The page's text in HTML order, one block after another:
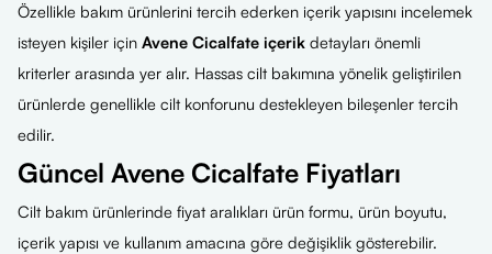
Özellikle bakım ürünlerini tercih ederken içerik yapısını incelemek
isteyen kişiler için Avene Cicalfate içerik detayları önemli
kriterler arasında yer alır. Hassas cilt bakımına yönelik geliştirilen
ürünlerde genellikle cilt konforunu destekleyen bileşenler tercih
edilir.
Güncel Avene Cicalfate Fiyatları
Cilt bakım ürünlerinde fiyat aralıkları ürün formu, ürün boyutu,
içerik yapısı ve kullanım amacına göre değişiklik gösterebilir.